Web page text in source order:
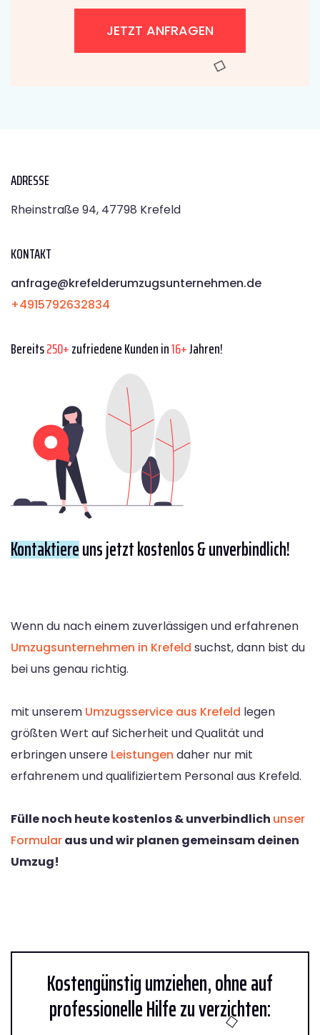
JETZT ANFRAGEN
ADRESSE
Rheinstraße 94, 47798 Krefeld
KONTAKT
anfrage@krefelderumzugsunternehmen.de
+4915792632834
Bereits250+zufriedene Kunden in16+Jahren!
Kontaktiereuns jetzt kostenlos & unverbindlich!
Wenn du nach einem zuverlässigen und erfahrenen
Umzugsunternehmen in Krefeld suchst, dann bist du
bei uns genau richtig.
mit unserem Umzugsservice aus Krefeld legen
größten Wert auf Sicherheit und Qualität und
erbringen unsere Leistungen daher nur mit
erfahrenem und qualifiziertem Personal aus Krefeld.
Fülle noch heute kostenlos & unverbindlich unser
Formularaus und wir planen gemeinsam deinen
Umzug!
Kostengünstig umziehen, ohne auf
professionelle Hilfe zu verzichten: